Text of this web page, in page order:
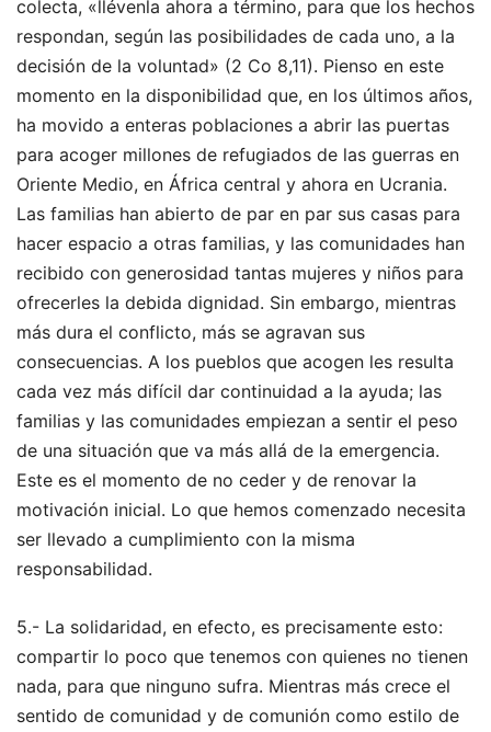
colecta, «llévenla ahora a término, para que los hechos
respondan, según las posibilidades de cada uno, a la
decisión de la voluntad» (2 Co 8,11). Pienso en este
momento en la disponibilidad que, en los últimos años,
ha movido a enteras poblaciones a abrir las puertas
para acoger millones de refugiados de las guerras en
Oriente Medio, en África central y ahora en Ucrania.
Las familias han abierto de par en par sus casas para
hacer espacio a otras familias, y las comunidades han
recibido con generosidad tantas mujeres y niños para
ofrecerles la debida dignidad. Sin embargo, mientras
más dura el conflicto, más se agravan sus
consecuencias. A los pueblos que acogen les resulta
cada vez más difícil dar continuidad a la ayuda; las
familias y las comunidades empiezan a sentir el peso
de una situación que va más allá de la emergencia.
Este es el momento de no ceder y de renovar la
motivación inicial. Lo que hemos comenzado necesita
ser llevado a cumplimiento con la misma
responsabilidad.
5.- La solidaridad, en efecto, es precisamente esto:
compartir lo poco que tenemos con quienes no tienen
nada, para que ninguno sufra. Mientras más crece el
sentido de comunidad y de comunión como estilo de